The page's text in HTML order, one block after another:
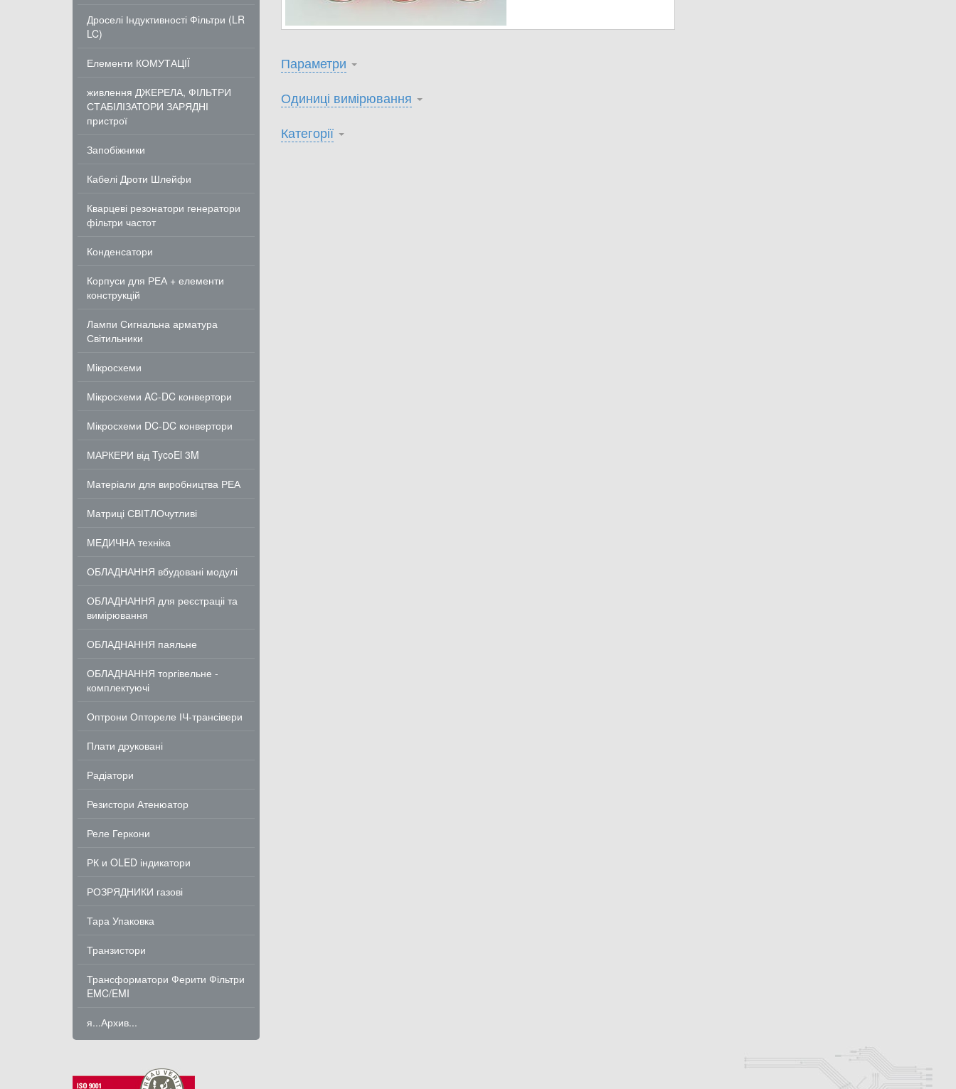
Дроселі Індуктивності Фільтри (LR
LC)
Елементи КОМУТАЦІЇ
живлення ДЖЕРЕЛА, ФІЛЬТРИ
СТАБІЛІЗАТОРИ ЗАРЯДНІ
пристрої
Запобіжники
Кабелі Дроти Шлейфи
Кварцеві резонатори генератори
фільтри частот
Конденсатори
Корпуси для РЕА + елементи
конструкцій
Лампи Сигнальна арматура
Світильники
Мікросхеми
Мікросхеми AC-DC конвертори
Мікросхеми DC-DC конвертори
МАРКЕРИ від TycoEl 3M
Матеріали для виробництва РЕА
Матриці СВІТЛОчутливі
МЕДИЧНА техніка
ОБЛАДНАННЯ вбудовані модулі
ОБЛАДНАННЯ для реєстраціі та
вимірювання
ОБЛАДНАННЯ паяльне
ОБЛАДНАННЯ торгівельне -
комплектуючі
Оптрони Оптореле ІЧ-трансівери
Плати друковані
Радіатори
Резистори Атенюатор
Реле Геркони
РК и OLED індикатори
РОЗРЯДНИКИ газові
Тара Упаковка
Транзистори
Трансформатори Ферити Фільтри
EMC/EMI
я...Архив...
Параметри
Одиниці вимірювання
Категорії